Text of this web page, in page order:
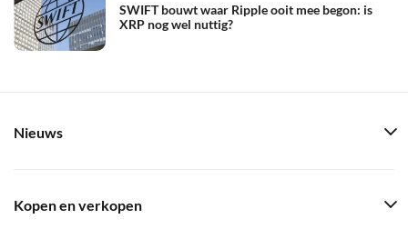
SWIFT bouwt waar Ripple ooit mee begon: is
XRP nog wel nuttig?
Nieuws
Kopen en verkopen